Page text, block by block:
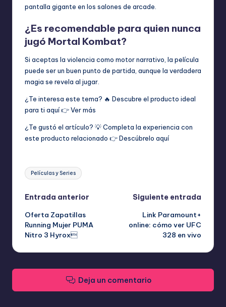
pantalla gigante en los salones de arcade.
¿Es recomendable para quien nunca
jugó Mortal Kombat?
Si aceptas la violencia como motor narrativo, la película
puede ser un buen punto de partida, aunque la verdadera
magia se revela al jugar.
¿Te interesa este tema? 🔥 Descubre el producto ideal
para ti aquí 👉Ver más
¿Te gustó el artículo? 💡 Completa la experiencia con
este producto relacionado 👉Descúbrelo aquí
Etiquetas:
Películas y Series
Navegación
de
entradas
Entrada anterior
Oferta Zapatillas
Running Mujer PUMA
Nitro 3 Hyrox
Siguiente entrada
Link Paramount+
online: cómo ver UFC
328 en vivo
Deja un comentario